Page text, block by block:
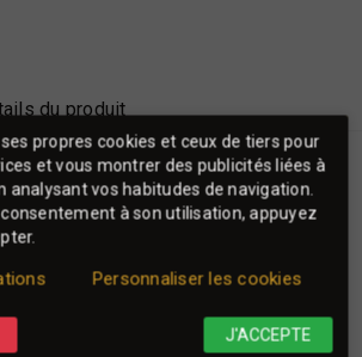
du produit
du fusil à pompe
désormais disponible en
de fabrication, ses performances
propres cookies et ceux de tiers pour
et vous montrer des publicités liées à
analysant vos habitudes de navigation.
à son utilisation, appuyez
Personnaliser les cookies
J'ACCEPTE